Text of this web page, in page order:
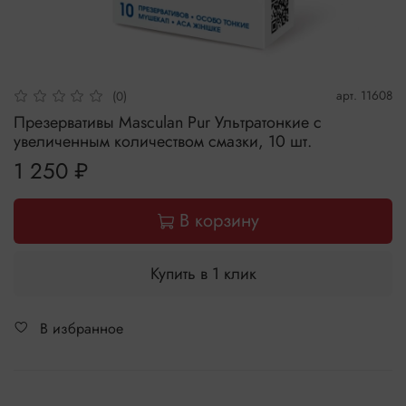
(0) арт. 11608
Презервативы Masculan Pur Ультратонкие с
увеличенным количеством смазки, 10 шт.
1 250 ₽
В корзину
Купить в 1 клик
В избранное